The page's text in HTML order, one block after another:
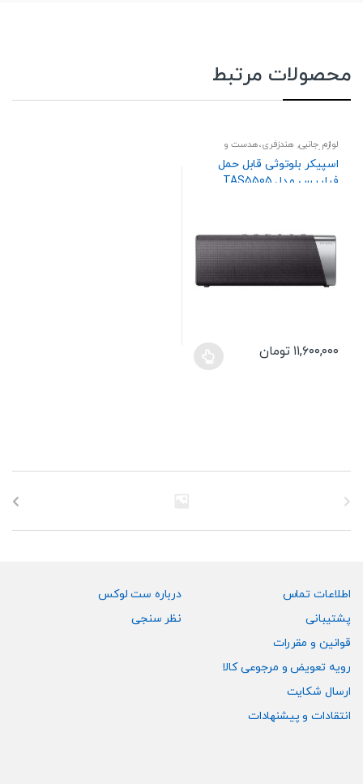
محصولات مرتبط
لوازم جانبی, هندزفری،هدست و
اسپیکر
اسپیکر بلوتوثی قابل حمل
فیلیپس مدل TAS5505
۱۱,۶۰۰,۰۰۰ تومان
باشد.
ممکن
صفحه
انتخاب
شوند
اطلاعات تماس
پشتیبانی
قوانین و مقررات
رویه تعویض و مرجوعی کالا
ارسال شکایت
انتقادات و پیشنهادات
درباره ست لوکس
نظر سنجی